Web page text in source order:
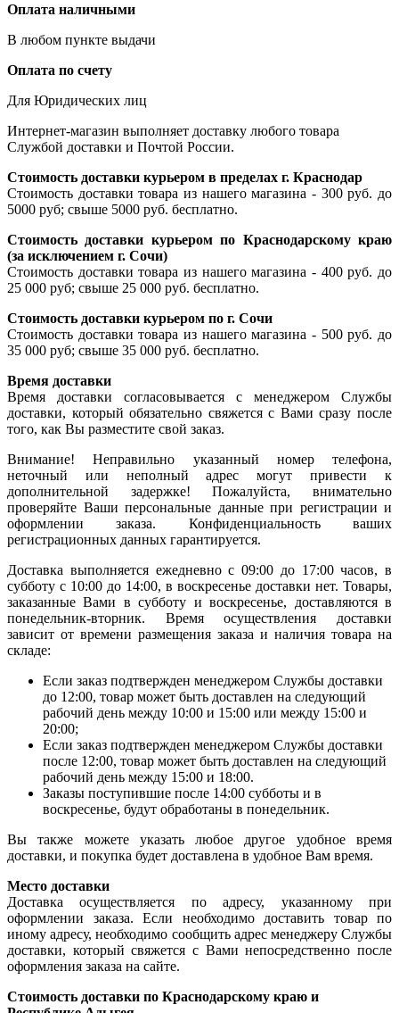
Оплата наличными
В любом пункте выдачи
Оплата по счету
Для Юридических лиц
Интернет-магазин выполняет доставку любого товара
Службой доставки и Почтой России.
Стоимость доставки курьером в пределах г. Краснодар
Стоимость доставки товара из нашего магазина - 300 руб. до
5000 руб; свыше 5000 руб. бесплатно.
Стоимость доставки курьером по Краснодарскому краю
(за исключением г. Сочи)
Стоимость доставки товара из нашего магазина - 400 руб. до
25 000 руб; свыше 25 000 руб. бесплатно.
Стоимость доставки курьером по г. Сочи
Стоимость доставки товара из нашего магазина - 500 руб. до
35 000 руб; свыше 35 000 руб. бесплатно.
Время доставки
Время доставки согласовывается с менеджером Службы
доставки, который обязательно свяжется с Вами сразу после
того, как Вы разместите свой заказ.
Внимание! Неправильно указанный номер телефона,
неточный или неполный адрес могут привести к
дополнительной задержке! Пожалуйста, внимательно
проверяйте Ваши персональные данные при регистрации и
оформлении заказа. Конфиденциальность ваших
регистрационных данных гарантируется.
Доставка выполняется ежедневно с 09:00 до 17:00 часов, в
субботу с 10:00 до 14:00, в воскресенье доставки нет. Товары,
заказанные Вами в субботу и воскресенье, доставляются в
понедельник-вторник. Время осуществления доставки
зависит от времени размещения заказа и наличия товара на
складе:
Если заказ подтвержден менеджером Службы доставки
до 12:00, товар может быть доставлен на следующий
рабочий день между 10:00 и 15:00 или между 15:00 и
20:00;
Если заказ подтвержден менеджером Службы доставки
после 12:00, товар может быть доставлен на следующий
рабочий день между 15:00 и 18:00.
Заказы поступившие после 14:00 субботы и в
воскресенье, будут обработаны в понедельник.
Вы также можете указать любое другое удобное время
доставки, и покупка будет доставлена в удобное Вам время.
Место доставки
Доставка осуществляется по адресу, указанному при
оформлении заказа. Если необходимо доставить товар по
иному адресу, необходимо сообщить адрес менеджеру Службы
доставки, который свяжется с Вами непосредственно после
оформления заказа на сайте.
Стоимость доставки по Краснодарскому краю и